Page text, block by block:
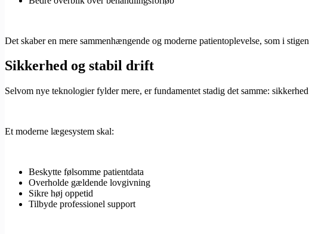
Det skaber en mere sammenhængende og moderne patientoplevelse, som i
Sikkerhed og stabil drift
Selvom nye teknologier fylder mere, er fundamentet stadig det samme:
Et moderne lægesystem skal:
Beskytte følsomme patientdata
Overholde gældende lovgivning
Sikre høj oppetid
Tilbyde professionel support